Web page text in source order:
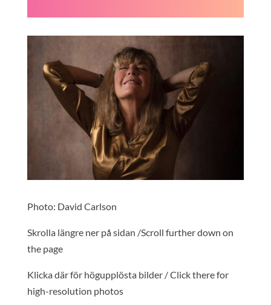
Photo: David Carlson
Skrolla längre ner på sidan /Scroll further down on
the page
Klicka där för högupplösta bilder / Click there for
high-resolution photos